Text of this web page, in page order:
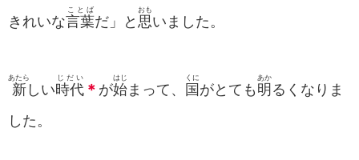
きれいな言葉
ことば
だ」と 思
おも
いました。
新
あたら
しい時代
じだい
＊ が始
はじ
まって、 国
くに
がとても 明
あか
るくなりま
した。